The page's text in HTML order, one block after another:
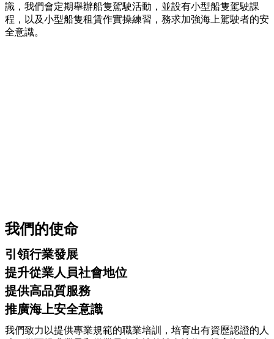
識，我們會定期舉辦船隻駕駛活動，並設有小型船隻駕駛課
程，以及小型船隻租賃作實操練習，務求加強海上駕駛者的安
全意識。
我們的使命
引領行業發展
提升從業人員社會地位
提供高品質服務
推廣海上安全意識
我們致力以提供專業規範的職業培訓，培育出有資歷認證的人